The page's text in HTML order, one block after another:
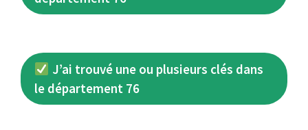
J’ai trouvé une ou plusieurs clés dans
le département 76